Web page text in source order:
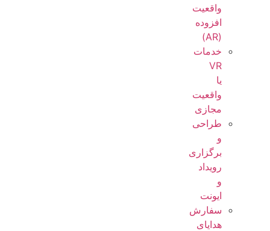
واقعیت
افزوده
(AR)
خدمات
VR
یا
واقعیت
مجازی
طراحی
و
برگزاری
رویداد
و
ایونت
سفارش
هدایای